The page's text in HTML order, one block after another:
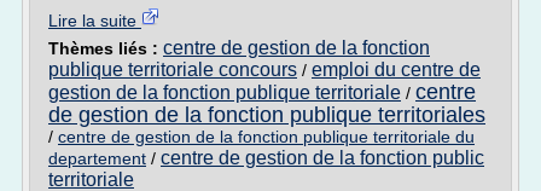
Lire la suite
Thèmes liés : centre de gestion de la fonction
publique territoriale concours / emploi du centre de
gestion de la fonction publique territoriale / centre
de gestion de la fonction publique territoriales
/ centre de gestion de la fonction publique territoriale du
departement / centre de gestion de la fonction public
territoriale